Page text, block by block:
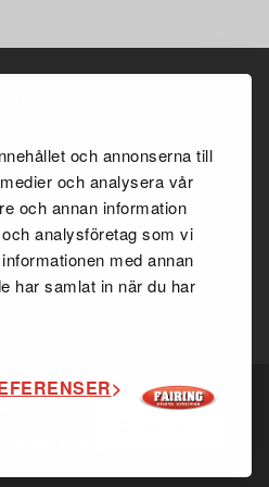
och annonserna till
och analysera vår
och annan information
analysföretag som vi
med annan
har samlat in när du har